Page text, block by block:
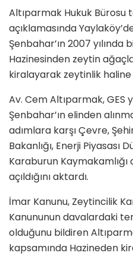
Altıparmak Hukuk Bürosu
açıklamasında
Şenbahar’ın 2007 yılında
Hazinesinden zeytin
kiralayarak zeytinlik
Av. Cem Altıparmak, GES
Şenbahar’ın elinden
adımlara karşı Çevre,
Bakanlığı, Enerji Piyasası
Karaburun
açıldığını aktardı.
İmar Kanunu, Zeytincilik
Kanununun davalardaki
olduğunu bildiren
kapsamında Hazineden